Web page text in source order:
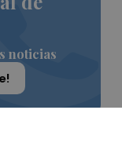
noticias